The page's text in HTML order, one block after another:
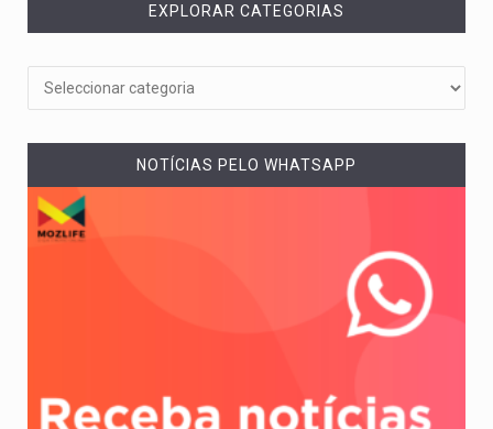
EXPLORAR CATEGORIAS
NOTÍCIAS PELO WHATSAPP